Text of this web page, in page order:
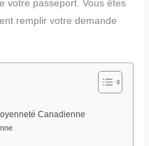
votre passeport. Vous êtes
remplir votre demande
Canadienne